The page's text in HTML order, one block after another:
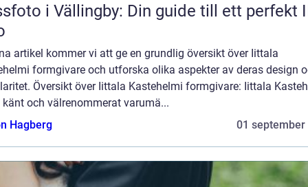
i Vällingby: Din guide till ett perfekt
artikel kommer vi att ge en grundlig översikt över Iittala
formgivare och utforska olika aspekter av deras design
Översikt över Iittala Kastehelmi formgivare: Iittala
känt och välrenommerat varumä...
Hagberg
01 september